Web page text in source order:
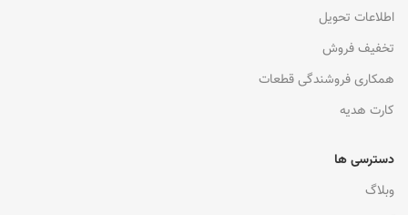
اطلاعات تحویل
تخفیف فروش
همکاری فروشندگی قطعات
کارت هدیه
دسترسی ها
وبلاگ